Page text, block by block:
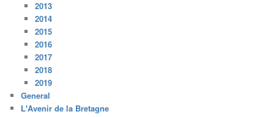
2013
2014
2015
2016
2017
2018
2019
General
L'Avenir de la Bretagne